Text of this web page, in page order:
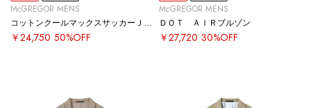
McGREGOR MENS
￥24,750 50%OFF
McGREGOR MENS
ＤＯＴ ＡＩＲブルゾン
￥27,720 30%OFF